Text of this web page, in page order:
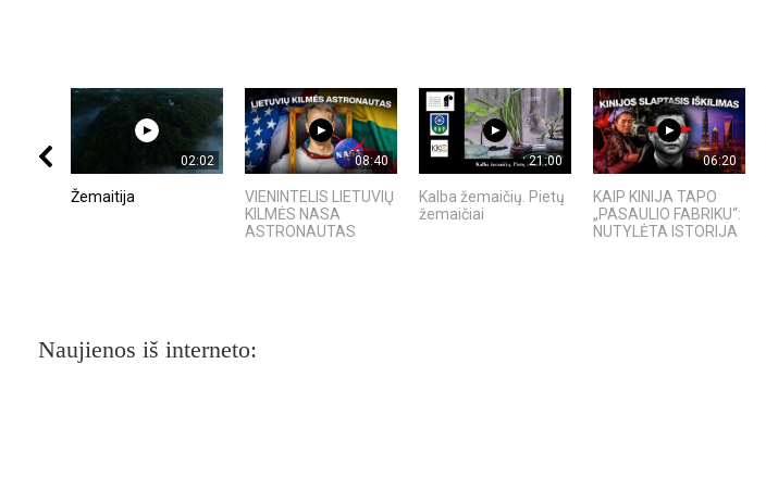
02:02
Žemaitija
08:40
VIENINTELIS LIETUVIŲ
KILMĖS NASA
ASTRONAUTAS
21:00
Kalba žemaičių. Pietų
žemaičiai
06:20
KAIP KINIJA TAPO
„PASAULIO FABRIKU“:
NUTYLĖTA ISTORIJA
Naujienos iš interneto: